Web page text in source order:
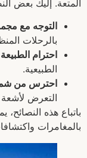
المتعة. إليك بعض
التوجه مع
بالرحلات
احترام الطبيعة
الطبيعية.
احترس من
التعرض
باتباع هذه
بالمغامرات